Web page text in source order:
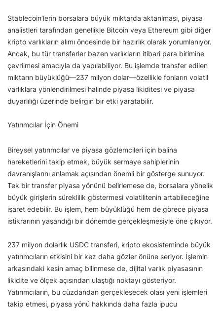
Stablecoin’lerin borsalara büyük miktarda aktarılması, piyasa
analistleri tarafından genellikle Bitcoin veya Ethereum gibi diğer
kripto varlıkların alımı öncesinde bir hazırlık olarak yorumlanıyor.
Ancak, bu tür transferler bazen varlıkların itibari para birimine
çevrilmesi amacıyla da yapılabiliyor. Bu işlemde transfer edilen
miktarın büyüklüğü—237 milyon dolar—özellikle fonların volatil
varlıklara yönlendirilmesi halinde piyasa likiditesi ve piyasa
duyarlılığı üzerinde belirgin bir etki yaratabilir.
Yatırımcılar İçin Önemi
Bireysel yatırımcılar ve piyasa gözlemcileri için balina
hareketlerini takip etmek, büyük sermaye sahiplerinin
davranışlarını anlamak açısından önemli bir gösterge sunuyor.
Tek bir transfer piyasa yönünü belirlemese de, borsalara yönelik
büyük girişlerin süreklilik göstermesi volatilitenin artabileceğine
işaret edebilir. Bu işlem, hem büyüklüğü hem de görece piyasa
istikrarının yaşandığı bir dönemde gerçekleşmesiyle öne çıkıyor.
237 milyon dolarlık USDC transferi, kripto ekosisteminde büyük
yatırımcıların etkisini bir kez daha gözler önüne seriyor. İşlemin
arkasındaki kesin amaç bilinmese de, dijital varlık piyasasının
likidite ve ölçek açısından ulaştığı noktayı gösteriyor.
Yatırımcıların, bu cüzdandan gerçekleşecek olası yeni işlemleri
takip etmesi, piyasa yönü hakkında daha fazla ipucu